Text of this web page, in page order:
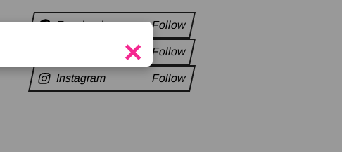
×
Facebook Follow
Follow
Instagram Follow